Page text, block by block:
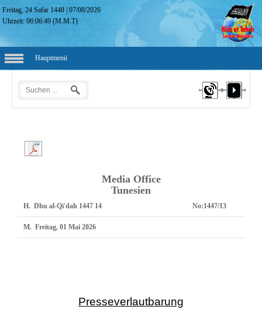
Freitag, 24 Safar 1448 |07/08/2026
Uhrzeit:06:06:50 (M.M.T)
Hauptmenü
Media Office
Tunesien
H. 14 Dhu al-Qi'dah 1447 No:
M. Freitag, 01 Mai 2026
Presseverlautbarung